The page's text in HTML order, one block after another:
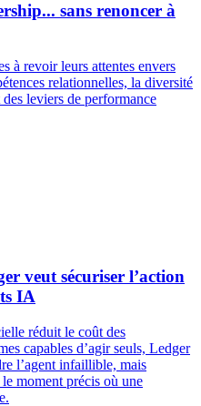
sans renoncer à
à revoir leurs attentes envers
relationnelles, la diversité
leviers de performance
veut sécuriser l’action
IA
réduit le coût des
capables d’agir seuls, Ledger
l’agent infaillible, mais
moment précis où une